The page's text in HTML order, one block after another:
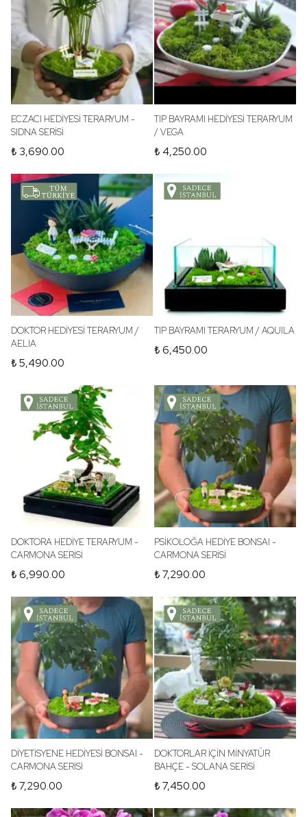
ECZACI HEDİYESİ TERARYUM -
SIDNA SERİSİ
₺ 3,690.00
TIP BAYRAMI HEDİYESİ TERARYUM
/ VEGA
₺ 4,250.00
DOKTOR HEDİYESİ TERARYUM /
AELIA
₺ 5,490.00
TIP BAYRAMI TERARYUM / AQUILA
₺ 6,450.00
DOKTORA HEDİYE TERARYUM -
CARMONA SERİSİ
₺ 6,990.00
PSİKOLOĞA HEDİYE BONSAI -
CARMONA SERİSİ
₺ 7,290.00
DİYETİSYENE HEDİYESİ BONSAI -
CARMONA SERİSİ
₺ 7,290.00
DOKTORLAR İÇİN MİNYATÜR
BAHÇE - SOLANA SERİSİ
₺ 7,450.00